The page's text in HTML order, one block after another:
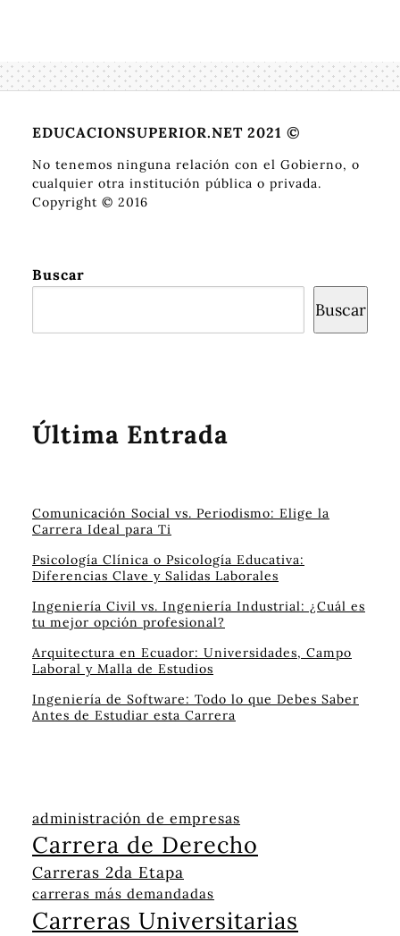
EDUCACIONSUPERIOR.NET 2021 ©
No tenemos ninguna relación con el Gobierno, o
cualquier otra institución pública o privada.
Copyright © 2016
Buscar
Buscar
Última Entrada
Comunicación Social vs. Periodismo: Elige la
Carrera Ideal para Ti
Psicología Clínica o Psicología Educativa:
Diferencias Clave y Salidas Laborales
Ingeniería Civil vs. Ingeniería Industrial: ¿Cuál es
tu mejor opción profesional?
Arquitectura en Ecuador: Universidades, Campo
Laboral y Malla de Estudios
Ingeniería de Software: Todo lo que Debes Saber
Antes de Estudiar esta Carrera
administración de empresas
Carrera de Derecho
Carreras 2da Etapa
carreras más demandadas
Carreras Universitarias